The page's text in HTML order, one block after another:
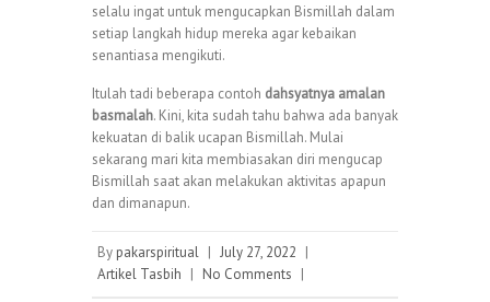
selalu ingat untuk mengucapkan Bismillah dalam
setiap langkah hidup mereka agar kebaikan
senantiasa mengikuti.
Itulah tadi beberapa contoh dahsyatnya amalan
basmalah. Kini, kita sudah tahu bahwa ada banyak
kekuatan di balik ucapan Bismillah. Mulai
sekarang mari kita membiasakan diri mengucap
Bismillah saat akan melakukan aktivitas apapun
dan dimanapun.
By pakarspiritual | July 27, 2022 |
Artikel Tasbih | No Comments |